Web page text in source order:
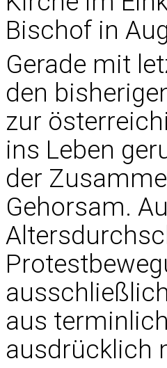
Bischof in
Gerade mit
den
zur
ins Leben
der
Gehorsam.
aus
ausdrücklich